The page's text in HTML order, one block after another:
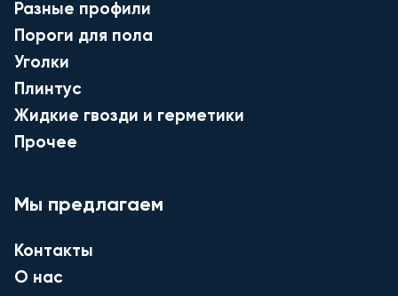
Разные профили
Пороги для пола
Уголки
Плинтус
Жидкие гвозди и герметики
Прочее
Мы предлагаем
Контакты
О нас